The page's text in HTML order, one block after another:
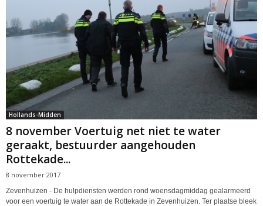
Hollands-Midden
8 november Voertuig net niet te water
geraakt, bestuurder aangehouden
Rottekade...
8 november 2017
Zevenhuizen - De hulpdiensten werden rond woensdagmiddag gealarmeerd
voor een voertuig te water aan de Rottekade in Zevenhuizen. Ter plaatse bleek